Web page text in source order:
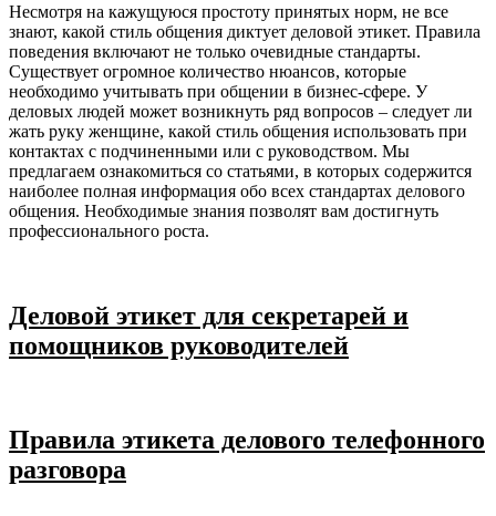
Несмотря на кажущуюся простоту принятых норм, не все
знают, какой стиль общения диктует деловой этикет. Правила
поведения включают не только очевидные стандарты.
Существует огромное количество нюансов, которые
необходимо учитывать при общении в бизнес-сфере. У
деловых людей может возникнуть ряд вопросов – следует ли
жать руку женщине, какой стиль общения использовать при
контактах с подчиненными или с руководством. Мы
предлагаем ознакомиться со статьями, в которых содержится
наиболее полная информация обо всех стандартах делового
общения. Необходимые знания позволят вам достигнуть
профессионального роста.
Деловой этикет для секретарей и
помощников руководителей
Правила этикета делового телефонного
разговора